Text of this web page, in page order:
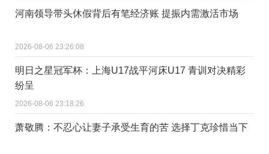
河南领导带头休假背后有笔经济账 提振内需激活市场
2026-08-06 23:26:08
明日之星冠军杯：上海U17战平河床U17 青训对决精彩
纷呈
2026-08-06 23:18:26
萧敬腾：不忍心让妻子承受生育的苦 选择丁克珍惜当下